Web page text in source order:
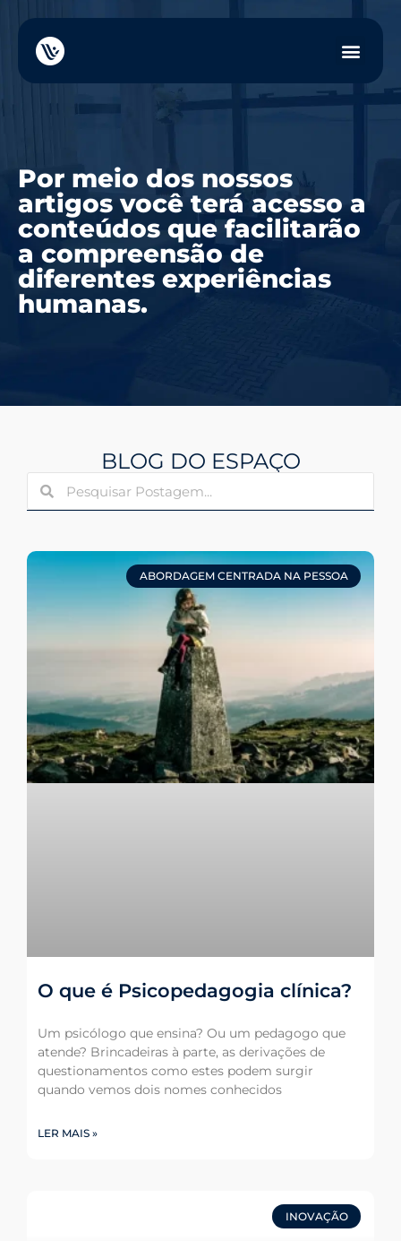
Por meio dos nossos
artigos você terá acesso a
conteúdos que facilitarão
a compreensão de
diferentes experiências
humanas.
BLOG DO ESPAÇO
ABORDAGEM CENTRADA NA PESSOA
O que é Psicopedagogia clínica?
Um psicólogo que ensina? Ou um pedagogo que
atende? Brincadeiras à parte, as derivações de
questionamentos como estes podem surgir
quando vemos dois nomes conhecidos
LER MAIS »
INOVAÇÃO